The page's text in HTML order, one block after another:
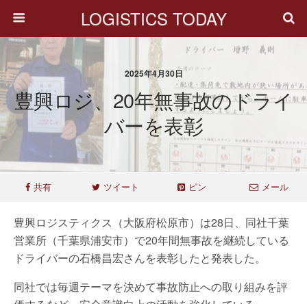
LOGISTICS TODAY
2025年4月30日
豊興ロジ、20年無事故のドライ
バーを表彰
共有 ツイート ピン メール
豊興ロジスティクス（大阪府松原市）は28日、同社千葉
営業所（千葉県浦安市）で20年間無事故を継続している
ドライバーの石橋昌宏さんを表彰したと発表した。
同社では毎週テーマを決めて事故防止への取り組みを評